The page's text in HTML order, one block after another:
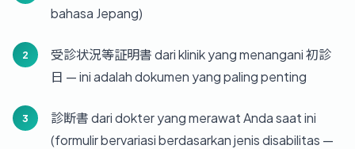
bahasa Jepang)
受診状況等証明書 dari klinik yang menangani 初診
日 — ini adalah dokumen yang paling penting
診断書 dari dokter yang merawat Anda saat ini
(formulir bervariasi berdasarkan jenis disabilitas —